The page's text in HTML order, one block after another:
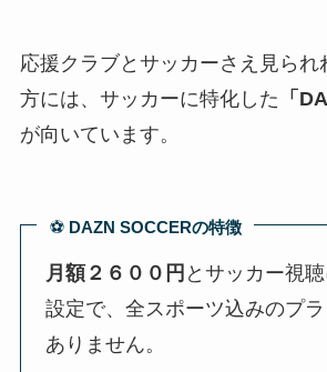
応援クラブとサッカーさえ見られ
方には、サッカーに特化した 「
が向いています。
⚽️ DAZN SOCCERの特徴
月額２６００円 とサッカー視
設定で、全スポーツ込みのプ
ありません。